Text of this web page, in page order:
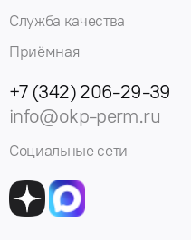
Служба качества
Приёмная
+7 (342) 206-29-39
info@okp-perm.ru
Социальные сети